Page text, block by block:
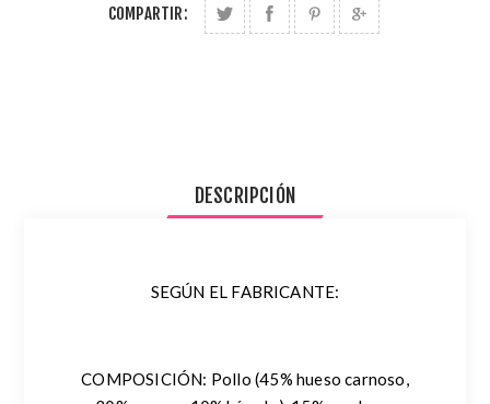
COMPARTIR:
DESCRIPCIÓN
SEGÚN EL FABRICANTE:
COMPOSICIÓN: Pollo (45% hueso carnoso,